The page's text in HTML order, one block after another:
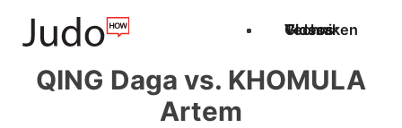
Techniken
Videos
Glossar
QING Daga vs. KHOMULA
Artem